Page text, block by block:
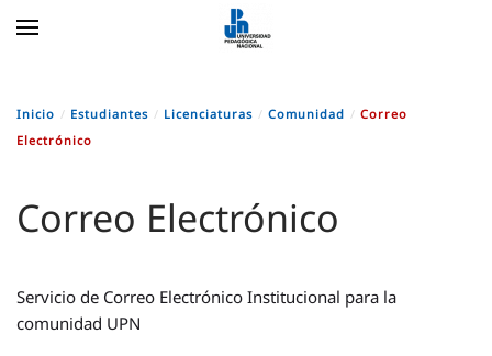
Inicio Estudiantes Licenciaturas Comunidad
Correo
Electrónico
Correo Electrónico
Servicio de Correo Electrónico Institucional para la
comunidad UPN